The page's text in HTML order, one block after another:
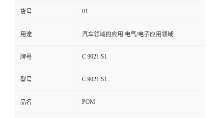
线
货号 01
用途 汽车领域的应用 电气/电子应用领域
牌号 C 9021 S1
型号 C 9021 S1
品名 POM